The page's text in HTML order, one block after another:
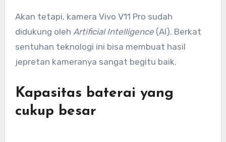
Akan tetapi, kamera Vivo V11 Pro sudah
didukung oleh Artificial Intelligence(AI). Berkat
sentuhan teknologi ini bisa membuat hasil
jepretan kameranya sangat begitu baik.
Kapasitas baterai yang
cukup besar